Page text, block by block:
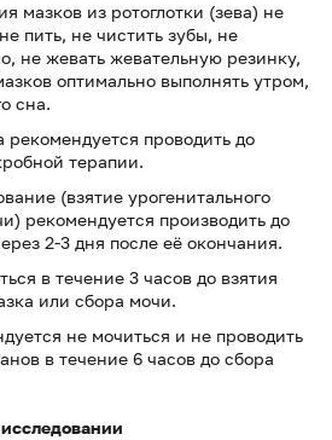
мазков из ротоглотки (зева) не
пить, не чистить зубы, не
не жевать жевательную резинку,
оптимально выполнять утром,
сна.
проводить до
терапии.
(взятие урогенитального
рекомендуется производить до
2-3 дня после её окончания.
в течение 3 часов до взятия
или сбора мочи.
не мочиться и не проводить
в течение 6 часов до сбора